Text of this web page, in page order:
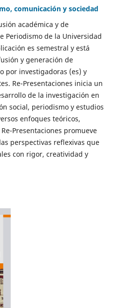
comunicación y sociedad
académica y de
Periodismo de la Universidad
es semestral y está
y generación de
por investigadoras (es) y
Re-Presentaciones inicia un
de la investigación en
social, periodismo y estudios
enfoques teóricos,
Presentaciones promueve
perspectivas reflexivas que
con rigor, creatividad y